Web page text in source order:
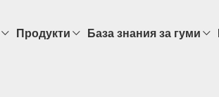
Продукти База знания за гуми